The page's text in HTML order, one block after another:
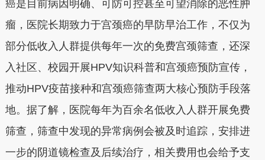
癌是目前病因明确、可防可控甚至可望消除的恶性肿
瘤，医院长期致力于宫颈癌的早防早治工作，不仅为
部分低收入人群提供每年一次的免费宫颈筛查，还深
入社区、校园开展HPV知识科普和宫颈癌预防宣传，
推动HPV疫苗接种和宫颈癌筛查两大核心预防手段落
地。据了解，医院每年为百余名低收入人群开展免费
筛查，筛查中发现的异常病例会被及时追踪，安排进
一步的阴道镜检查及后续治疗，相关费用也会给予支